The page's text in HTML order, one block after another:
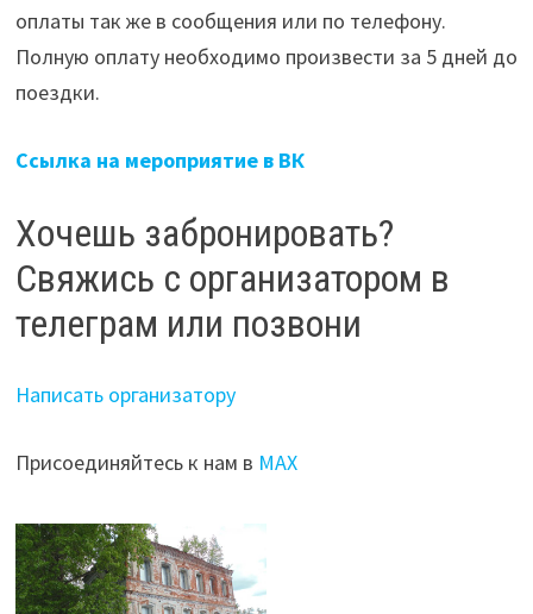
оплаты так же в сообщения или по телефону.
Полную оплату необходимо произвести за 5 дней до
поездки.
Ссылка на мероприятие в ВК
Хочешь забронировать?
Свяжись с организатором в
телеграм или позвони
Написать организатору
Присоединяйтесь к нам в МАХ